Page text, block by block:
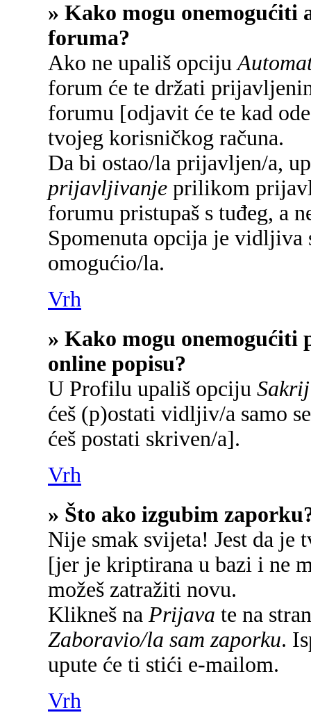
» Kako mogu onemogućiti
foruma?
Ako ne upališ opciju
forum će te držati
forumu [odjavit će te kad
tvojeg korisničkog računa.
Da bi ostao/la prijavljen/a,
prijavljivanje prilikom
forumu pristupaš s tuđeg, a
Spomenuta opcija je
omogućio/la.
Vrh
» Kako mogu onemogućiti
online popisu?
U Profilu upališ opciju
ćeš (p)ostati vidljiv/a samo
ćeš postati skriven/a].
Vrh
» Što ako izgubim
Nije smak svijeta! Jest da je
[jer je kriptirana u bazi i ne
možeš zatražiti novu.
Klikneš na Prijava te na
Zaboravio/la sam zaporku.
upute će ti stići e-mailom.
Vrh